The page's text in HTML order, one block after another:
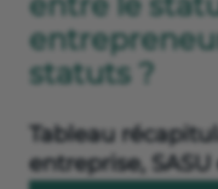
statuts ?
Tableau
entreprise, SASU